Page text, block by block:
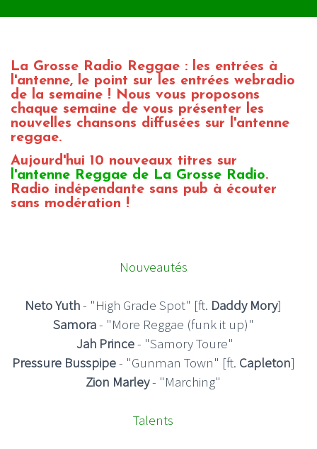
La Grosse Radio Reggae : les entrées à
l'antenne, le point sur les entrées webradio
de la semaine ! Nous vous proposons
chaque semaine de vous présenter les
nouvelles chansons diffusées sur l'antenne
reggae.
Aujourd'hui 10 nouveaux titres sur
l'antenne Reggae de La Grosse Radio.
Radio indépendante sans pub à écouter
sans modération !
Nouveautés
Neto Yuth- "High Grade Spot" [ft. Daddy Mory]
Samora- "More Reggae (funk it up)"
Jah Prince- "Samory Toure"
Pressure Busspipe- "Gunman Town" [ft. Capleton]
Zion Marley- "Marching"
Talents